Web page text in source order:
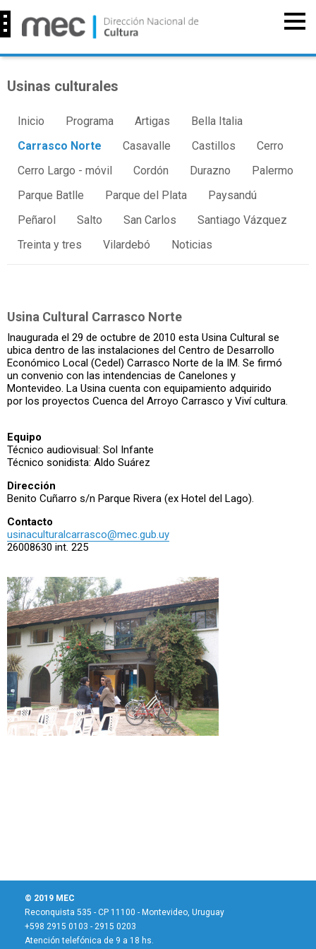
Usinas culturales
Inicio Programa Artigas
Bella Italia
Carrasco Norte
Casavalle Castillos
Cerro
Cerro Largo - móvil
Cordón Durazno
Palermo
Parque Batlle
Parque del Plata
Paysandú
Peñarol
Salto San Carlos
Santiago Vázquez
Treinta y tres
Vilardebó Noticias
Usina Cultural Carrasco Norte
Inaugurada el 29 de octubre de 2010 esta Usina Cultural se
ubica dentro de las instalaciones del Centro de Desarrollo
Económico Local (Cedel) Carrasco Norte de la IM. Se firmó
un convenio con las intendencias de Canelones y
Montevideo. La Usina cuenta con equipamiento adquirido
por los proyectos Cuenca del Arroyo Carrasco y Viví cultura.
Equipo
Técnico audiovisual: Sol Infante
Técnico sonidista: Aldo Suárez
Dirección
Benito Cuñarro s/n Parque Rivera (ex Hotel del Lago).
Contacto
usinaculturalcarrasco@mec.gub.uy
26008630 int. 225
© 2019 MEC
Reconquista 535 - CP 11100 - Montevideo, Uruguay
+598 2915 0103 - 2915 0203
Atención telefónica de 9 a 18 hs.